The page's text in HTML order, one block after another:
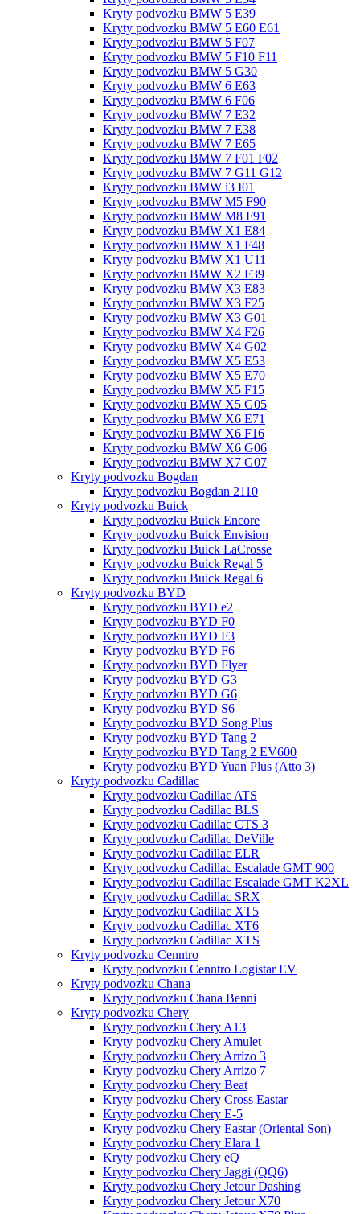
Kryty podvozku BMW 5 E39
Kryty podvozku BMW 5 E60 E61
Kryty podvozku BMW 5 F07
Kryty podvozku BMW 5 F10 F11
Kryty podvozku BMW 5 G30
Kryty podvozku BMW 6 E63
Kryty podvozku BMW 6 F06
Kryty podvozku BMW 7 E32
Kryty podvozku BMW 7 E38
Kryty podvozku BMW 7 E65
Kryty podvozku BMW 7 F01 F02
Kryty podvozku BMW 7 G11 G12
Kryty podvozku BMW i3 I01
Kryty podvozku BMW M5 F90
Kryty podvozku BMW M8 F91
Kryty podvozku BMW X1 E84
Kryty podvozku BMW X1 F48
Kryty podvozku BMW X1 U11
Kryty podvozku BMW X2 F39
Kryty podvozku BMW X3 E83
Kryty podvozku BMW X3 F25
Kryty podvozku BMW X3 G01
Kryty podvozku BMW X4 F26
Kryty podvozku BMW X4 G02
Kryty podvozku BMW X5 E53
Kryty podvozku BMW X5 E70
Kryty podvozku BMW X5 F15
Kryty podvozku BMW X5 G05
Kryty podvozku BMW X6 E71
Kryty podvozku BMW X6 F16
Kryty podvozku BMW X6 G06
Kryty podvozku BMW X7 G07
Kryty podvozku Bogdan
Kryty podvozku Bogdan 2110
Kryty podvozku Buick
Kryty podvozku Buick Encore
Kryty podvozku Buick Envision
Kryty podvozku Buick LaCrosse
Kryty podvozku Buick Regal 5
Kryty podvozku Buick Regal 6
Kryty podvozku BYD
Kryty podvozku BYD e2
Kryty podvozku BYD F0
Kryty podvozku BYD F3
Kryty podvozku BYD F6
Kryty podvozku BYD Flyer
Kryty podvozku BYD G3
Kryty podvozku BYD G6
Kryty podvozku BYD S6
Kryty podvozku BYD Song Plus
Kryty podvozku BYD Tang 2
Kryty podvozku BYD Tang 2 EV600
Kryty podvozku BYD Yuan Plus (Atto 3)
Kryty podvozku Cadillac
Kryty podvozku Cadillac ATS
Kryty podvozku Cadillac BLS
Kryty podvozku Cadillac CTS 3
Kryty podvozku Cadillac DeVille
Kryty podvozku Cadillac ELR
Kryty podvozku Cadillac Escalade GMT 900
Kryty podvozku Cadillac Escalade GMT K2XL
Kryty podvozku Cadillac SRX
Kryty podvozku Cadillac XT5
Kryty podvozku Cadillac XT6
Kryty podvozku Cadillac XTS
Kryty podvozku Cenntro
Kryty podvozku Cenntro Logistar EV
Kryty podvozku Chana
Kryty podvozku Chana Benni
Kryty podvozku Chery
Kryty podvozku Chery A13
Kryty podvozku Chery Amulet
Kryty podvozku Chery Arrizo 3
Kryty podvozku Chery Arrizo 7
Kryty podvozku Chery Beat
Kryty podvozku Chery Cross Eastar
Kryty podvozku Chery E-5
Kryty podvozku Chery Eastar (Oriental Son)
Kryty podvozku Chery Elara 1
Kryty podvozku Chery eQ
Kryty podvozku Chery Jaggi (QQ6)
Kryty podvozku Chery Jetour Dashing
Kryty podvozku Chery Jetour X70